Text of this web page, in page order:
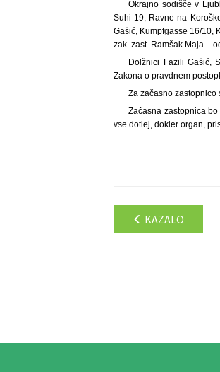
Okrajno sodišče v
Suhi 19, Ravne na
Gašić, Kumpfgasse 16/10,
zak. zast. Ramšak Maja –
Dolžnici Fazili Gašić,
Zakona o pravdnem
Za začasno zastopnico
Začasna zastopnica
vse dotlej, dokler organ,
KAZALO